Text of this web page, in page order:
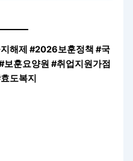
해제 #2026보훈정책 #국
훈요양원 #취업지원가점
도복지